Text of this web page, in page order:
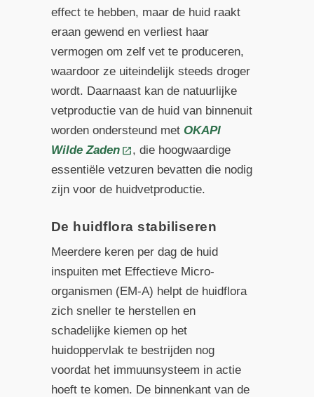
effect te hebben, maar de huid raakt
eraan gewend en verliest haar
vermogen om zelf vet te produceren,
waardoor ze uiteindelijk steeds droger
wordt. Daarnaast kan de natuurlijke
vetproductie van de huid van binnenuit
worden ondersteund met OKAPI
Wilde Zaden
, die hoogwaardige
essentiële vetzuren bevatten die nodig
zijn voor de huidvetproductie.
De huidflora stabiliseren
Meerdere keren per dag de huid
inspuiten met Effectieve Micro-
organismen (EM-A) helpt de huidflora
zich sneller te herstellen en
schadelijke kiemen op het
huidoppervlak te bestrijden nog
voordat het immuunsysteem in actie
hoeft te komen. De binnenkant van de